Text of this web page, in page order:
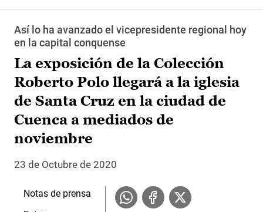
Así lo ha avanzado el vicepresidente regional hoy
en la capital conquense
La exposición de la Colección
Roberto Polo llegará a la iglesia
de Santa Cruz en la ciudad de
Cuenca a mediados de
noviembre
23 de Octubre de 2020
Notas de prensa